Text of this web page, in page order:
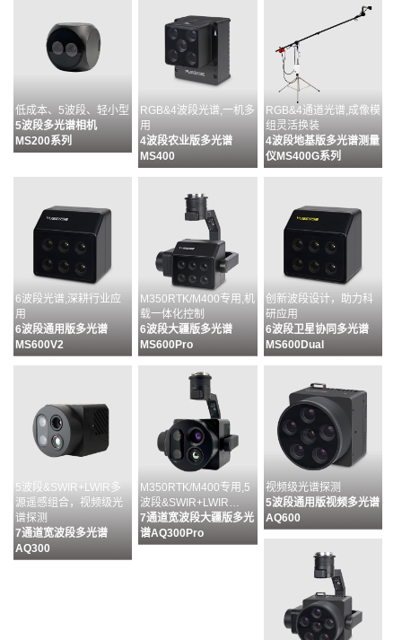
低成本、5波段、轻小型
5波段多光谱相机
MS200系列
RGB&4波段光谱,一机多
用
4波段农业版多光谱
MS400
RGB&4通道光谱,成像模
组灵活换装
4波段地基版多光谱测量
仪MS400G系列
6波段光谱,深耕行业应
用
6波段通用版多光谱
MS600V2
M350RTK/M400专用,机
载一体化控制
6波段大疆版多光谱
MS600Pro
创新波段设计，助力科
研应用
6波段卫星协同多光谱
MS600Dual
5波段&SWIR+LWIR多
源遥感组合，视频级光
谱探测
7通道宽波段多光谱
AQ300
M350RTK/M400专用,5
波段&SWIR+LWIR…
7通道宽波段大疆版多光
谱AQ300Pro
视频级光谱探测
5波段通用版视频多光谱
AQ600